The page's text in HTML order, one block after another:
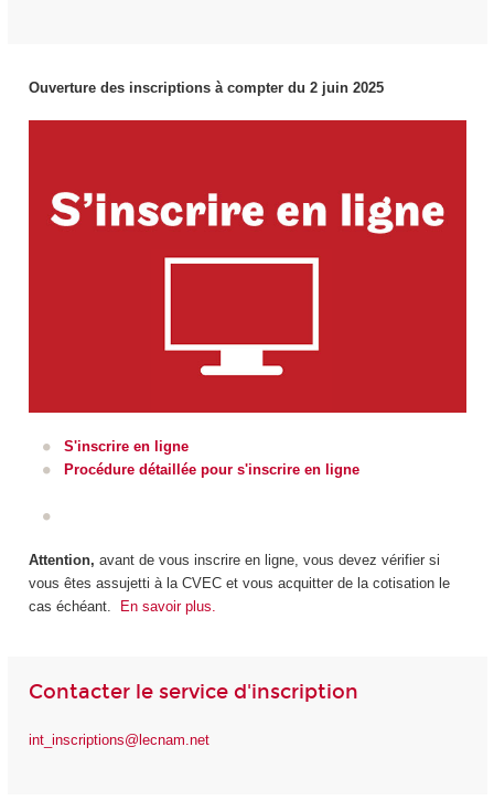
Ouverture des inscriptions à compter du 2 juin 2025
S'inscrire en ligne
Procédure détaillée pour s'inscrire en ligne
Attention, avant de vous inscrire en ligne, vous devez vérifier si
vous êtes assujetti à la CVEC et vous acquitter de la cotisation le
cas échéant.
En savoir plus.
Contacter le service d'inscription
int_inscriptions@lecnam.net